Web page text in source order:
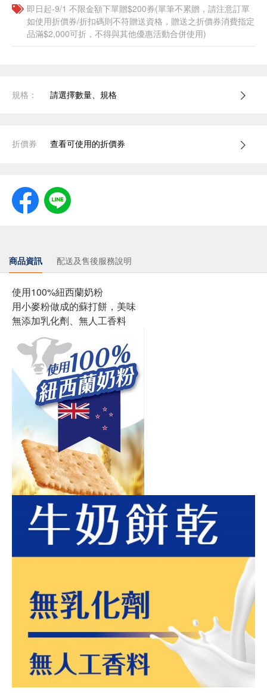
即日起-9/1 不限金額下單贈$200券(單筆不累贈，請注意訂單
如使用折價券/折扣碼則不符贈送資格，贈送之折價券消費指定
品滿$2,000可折，不得與其他優惠活動合併使用)
規格： 請選擇數量、規格
折價券 查看可使用的折價券
商品資訊 配送及售後服務說明
使用100%紐西蘭奶粉
用小麥粉做成的蘇打餅，美味
無添加乳化劑、無人工香料